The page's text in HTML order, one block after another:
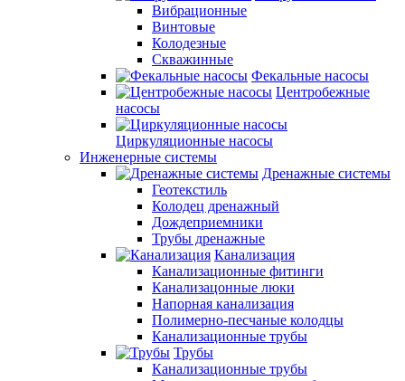
Вибрационные
Винтовые
Колодезные
Скважинные
Фекальные насосы
Центробежные
насосы
Циркуляционные насосы
Инженерные системы
Дренажные системы
Геотекстиль
Колодец дренажный
Дождеприемники
Трубы дренажные
Канализация
Канализационные фитинги
Канализацонные люки
Напорная канализация
Полимерно-песчаные колодцы
Канализационные трубы
Трубы
Канализационные трубы